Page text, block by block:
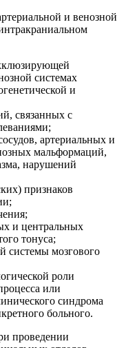
и венозной
системах
и
связанных с
артериальных и
мальформаций,
нарушений
признаков
и центральных
тонуса;
системы мозгового
роли
или
синдрома
больного.
проведении